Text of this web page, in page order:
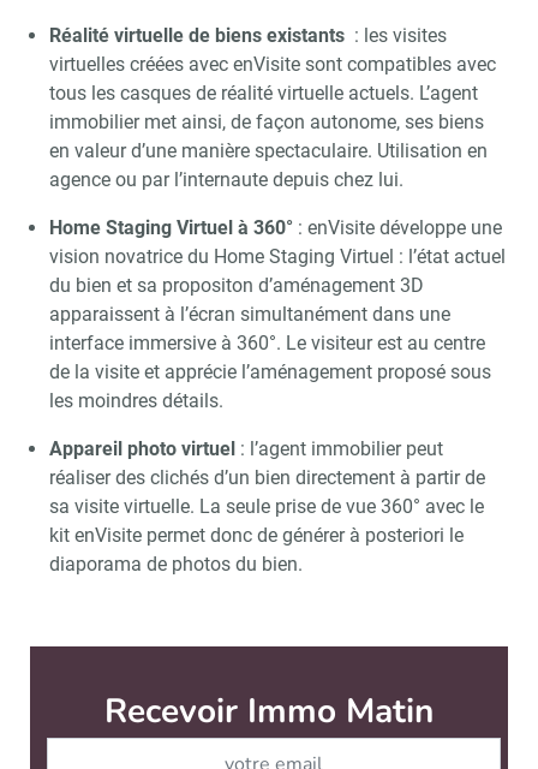
Réalité virtuelle de biens existants: les visites
virtuelles créées avec enVisite sont compatibles avec
tous les casques de réalité virtuelle actuels. L’agent
immobilier met ainsi, de façon autonome, ses biens
en valeur d’une manière spectaculaire. Utilisation en
agence ou par l’internaute depuis chez lui.
Home Staging Virtuel à 360° : enVisite développe une
vision novatrice du Home Staging Virtuel : l’état actuel
du bien et sa propositon d’aménagement 3D
apparaissent à l’écran simultanément dans une
interface immersive à 360°. Le visiteur est au centre
de la visite et apprécie l’aménagement proposé sous
les moindres détails.
Appareil photo virtuel: l’agent immobilier peut
réaliser des clichés d’un bien directement à partir de
sa visite virtuelle. La seule prise de vue 360° avec le
kit enVisite permet donc de générer à posteriori le
diaporama de photos du bien.
Immo Matin est édité par
News Tank Cities